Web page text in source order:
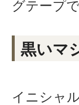
グテープ
黒いマ
イニシャ